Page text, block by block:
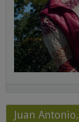
Juan